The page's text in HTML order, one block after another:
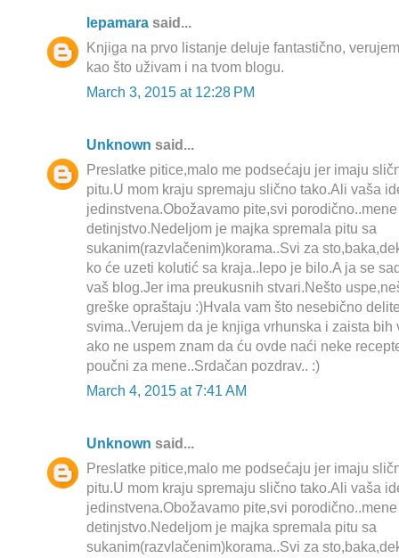
lepamara said...
Knjiga na prvo listanje deluje fantastično,
kao što uživam i na tvom blogu.
March 3, 2015 at 12:28 PM
Unknown said...
Preslatke pitice,malo me podsećaju jer imaju
pitu.U mom kraju spremaju slično tako.Ali vaša
jedinstvena.Obožavamo pite,svi
detinjstvo.Nedeljom je majka spremala pitu sa
sukanim(razvlačenim)korama..Svi za
ko će uzeti kolutić sa kraja..lepo je bilo.A ja se
vaš blog.Jer ima preukusnih stvari.Nešto
greške opraštaju :)Hvala vam što nesebično
svima..Verujem da je knjiga vrhunska i zaista
ako ne uspem znam da ću ovde naći neke
poučni za mene..Srdačan pozdrav.. :)
March 4, 2015 at 7:41 AM
Unknown said...
Preslatke pitice,malo me podsećaju jer imaju
pitu.U mom kraju spremaju slično tako.Ali vaša
jedinstvena.Obožavamo pite,svi
detinjstvo.Nedeljom je majka spremala pitu sa
sukanim(razvlačenim)korama..Svi za